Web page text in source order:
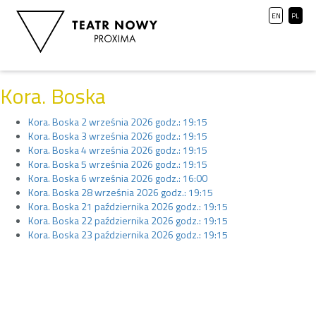
PL
EN
Kora. Boska
Kora. Boska 2 września 2026 godz.: 19:15
Kora. Boska 3 września 2026 godz.: 19:15
Kora. Boska 4 września 2026 godz.: 19:15
Kora. Boska 5 września 2026 godz.: 19:15
Kora. Boska 6 września 2026 godz.: 16:00
Kora. Boska 28 września 2026 godz.: 19:15
Kora. Boska 21 października 2026 godz.: 19:15
Kora. Boska 22 października 2026 godz.: 19:15
Kora. Boska 23 października 2026 godz.: 19:15